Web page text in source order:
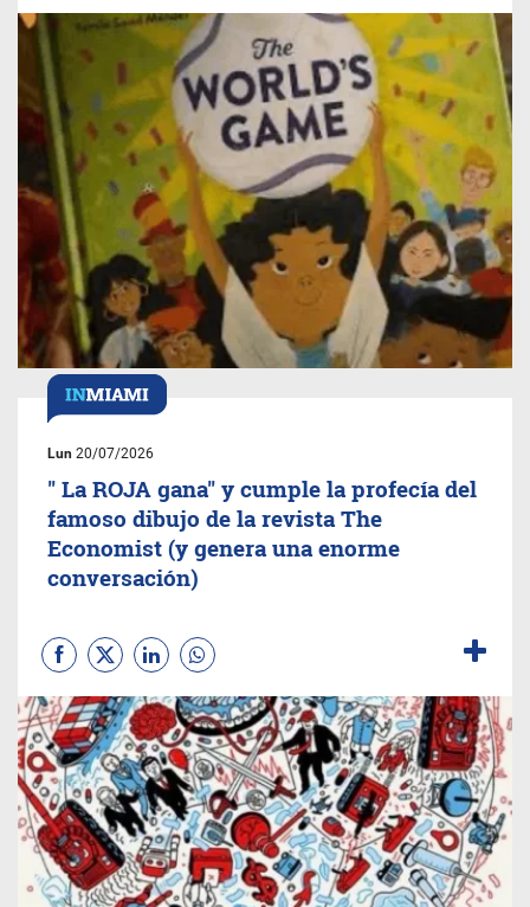
Lun 20/07/2026
" La ROJA gana" y cumple la profecía del
famoso dibujo de la revista The
Economist (y genera una enorme
conversación)